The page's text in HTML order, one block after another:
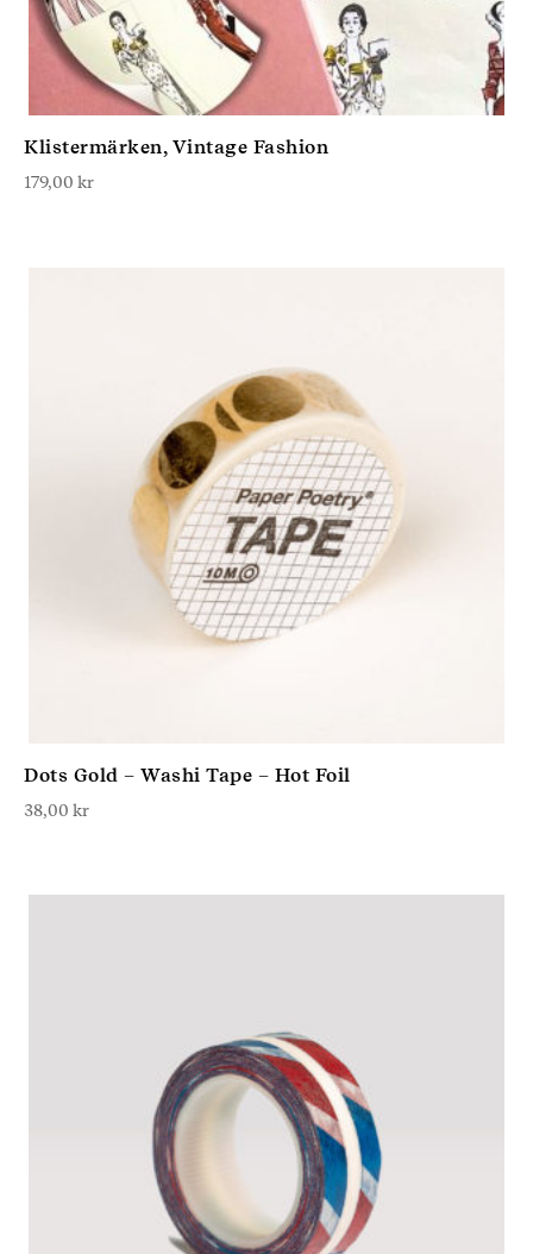
Klistermärken, Vintage Fashion
179,00 kr
Dots Gold – Washi Tape – Hot Foil
38,00 kr